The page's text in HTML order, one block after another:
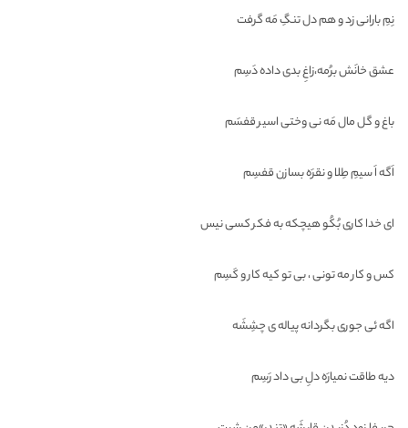
نِمِ بارانی زد و هم دل تنگِ مَه گرفت
عشق خانَش برُمه،زاغِ بدی داده دَسِم
باغ و گل مال مَه نی وختی اسیر قفسَم
اَگه اَ سیمِ طِلا و نقرَه بسازن قفسِم
ای خدا کاری بُکُو هیچکه به فکر کسی نیس
کس و کار مه تونی ، بی تو کیه کار و کَسِم
اگه ئی جوری بگردانه پیاله ی چشِشَه
دیه طاقت نمیارَه دلِ بی داد رَسِم